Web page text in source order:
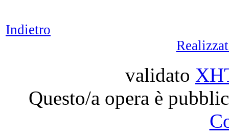
Indietro
validato
Questo/a opera è